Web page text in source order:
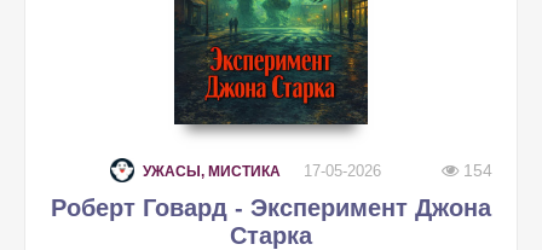
УЖАСЫ, МИСТИКА 17-05-2026 154
Роберт Говард - Эксперимент Джона
Старка